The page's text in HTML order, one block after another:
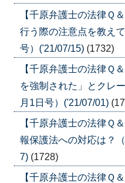
【千原弁護士の法律
行う際の注意点を教え
号）('21/07/15) (1732)
【千原弁護士の法律
を強制された」とクレ
月1日号）('21/07/01)
【千原弁護士の法律
報保護法への対応は？
7) (1728)
【千原弁護士の法律